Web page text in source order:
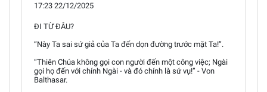
17:23 22/12/2025
ĐI TỪ ĐÂU?
“Này Ta sai sứ giả của Ta đến dọn đường trước mặt Ta!”.
“Thiên Chúa không gọi con người đến một công việc; Ngài
gọi họ đến với chính Ngài - và đó chính là sứ vụ!” - Von
Balthasar.